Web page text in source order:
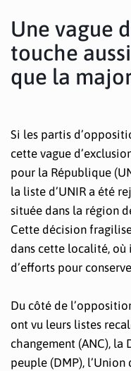
Une vague
touche
que la
Si les partis
cette vague
pour la République
la liste d’UNIR a été
située dans la région
Cette décision
dans cette localité,
d’efforts pour
Du côté de
ont vu leurs listes
changement (ANC),
peuple (DMP), l’Union